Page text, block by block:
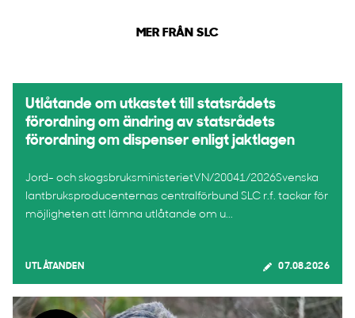
MER FRÅN SLC
Utlåtande om utkastet till statsrådets
förordning om ändring av statsrådets
förordning om dispenser enligt jaktlagen
Jord- och skogsbruksministerietVN/20041/2026Svenska
lantbruksproducenternas centralförbund SLC r.f. tackar för
möjligheten att lämna utlåtande om u...
UTLÅTANDEN 07.08.2026